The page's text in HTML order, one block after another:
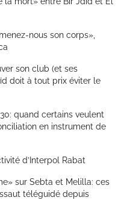
nous son corps»,
son club (et ses
doit à tout prix éviter le
quand certains veulent
en instrument de
d’Interpol Rabat
sur Sebta et Melilla: ces
téléguidé depuis